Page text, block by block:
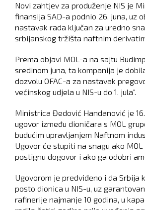
Novi zahtjev za produženje NIS je
finansija SAD-a podnio 26. juna, uz
nastavak rada ključan za uredno
srbijanskog tržišta naftnim
Prema objavi MOL-a na sajtu
sredinom juna, ta kompanija je
dozvolu OFAC-a za nastavak
većinskog udjela u NIS-u do 1. jula".
Ministrica Đedović Handanović je
ugovor između dioničara s MOL
budućim upravljanjem Naftnom
Ugovor će stupiti na snagu ako
postignu dogovor i ako ga odobri
Ugovorom je predviđeno i da Srbija
posto dionica u NIS-u, uz
rafinerije najmanje 10 godina, u